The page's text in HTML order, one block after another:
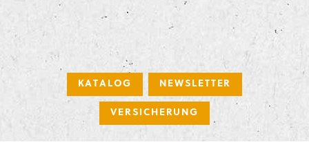
KATALOG NEWSLETTER
VERSICHERUNG